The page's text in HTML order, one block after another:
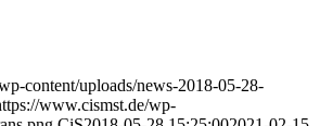
content/uploads/news-2018-05-28-
www.cismst.de/wp-